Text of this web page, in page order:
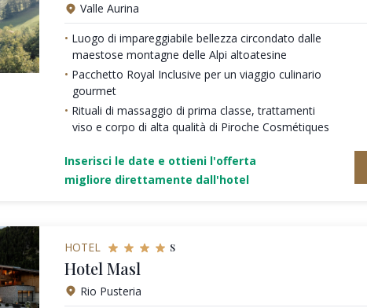
Valle Aurina
Luogo di impareggiabile bellezza circondato dalle
maestose montagne delle Alpi altoatesine
Pacchetto Royal Inclusive per un viaggio culinario
gourmet
Rituali di massaggio di prima classe, trattamenti
viso e corpo di alta qualità di Piroche Cosmétiques
Inserisci le date e ottieni l'offerta
migliore direttamente dall'hotel
HOTEL s
Hotel Masl
Rio Pusteria